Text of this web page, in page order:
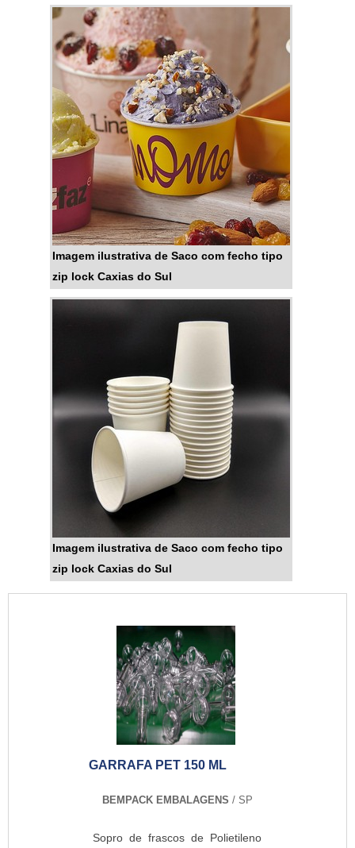
Imagem ilustrativa de Saco com fecho tipo
zip lock Caxias do Sul
Imagem ilustrativa de Saco com fecho tipo
zip lock Caxias do Sul
GARRAFA PET 150 ML
BEMPACK EMBALAGENS / SP
Sopro de frascos de Polietileno